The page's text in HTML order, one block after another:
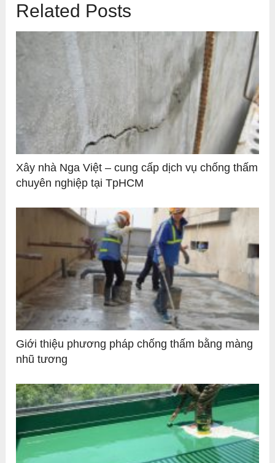
Related Posts
Xây nhà Nga Việt – cung cấp dịch vụ chống thấm
chuyên nghiệp tại TpHCM
Giới thiệu phương pháp chống thấm bằng màng
nhũ tương